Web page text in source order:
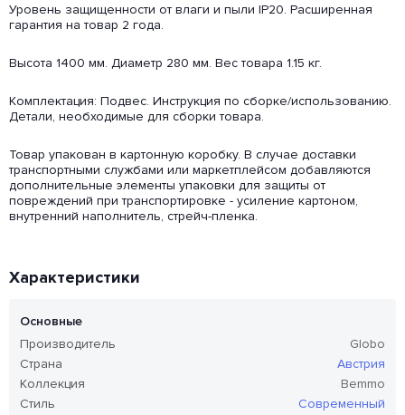
Уровень защищенности от влаги и пыли IP20. Расширенная
гарантия на товар 2 года.
Высота 1400 мм. Диаметр 280 мм. Вес товара 1.15 кг.
Комплектация: Подвес. Инструкция по сборке/использованию.
Детали, необходимые для сборки товара.
Товар упакован в картонную коробку. В случае доставки
транспортными службами или маркетплейсом добавляются
дополнительные элементы упаковки для защиты от
повреждений при транспортировке - усиление картоном,
внутренний наполнитель, стрейч-пленка.
Характеристики
Основные
Производитель
Globo
Страна
Австрия
Коллекция
Bemmo
Стиль
Современный